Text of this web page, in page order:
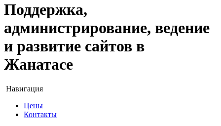
Поддержка,
администрирование, ведение
и развитие сайтов в
Жанатасе
Навигация
Цены
Контакты